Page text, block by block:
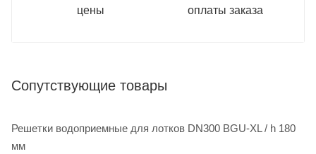
цены
оплаты заказа
Сопутствующие товары
Решетки водоприемные для лотков DN300 BGU-XL / h 180
мм